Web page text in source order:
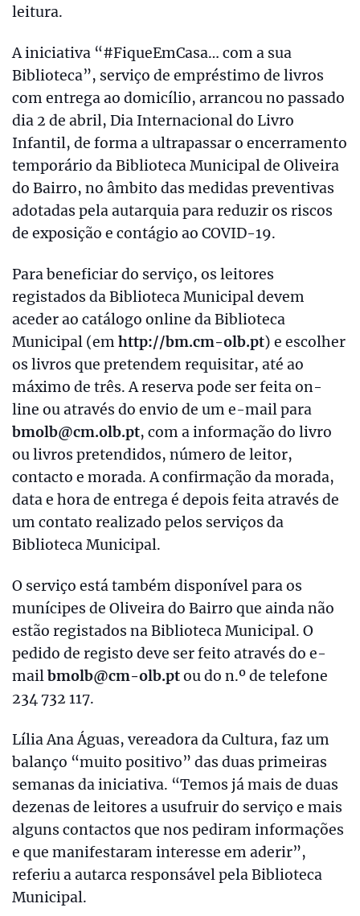
leitura.
A iniciativa “#FiqueEmCasa… com a sua
Biblioteca”, serviço de empréstimo de livros
com entrega ao domicílio, arrancou no passado
dia 2 de abril, Dia Internacional do Livro
Infantil, de forma a ultrapassar o encerramento
temporário da Biblioteca Municipal de Oliveira
do Bairro, no âmbito das medidas preventivas
adotadas pela autarquia para reduzir os riscos
de exposição e contágio ao COVID-19.
Para beneficiar do serviço, os leitores
registados da Biblioteca Municipal devem
aceder ao catálogo online da Biblioteca
Municipal (em http://bm.cm-olb.pt) e escolher
os livros que pretendem requisitar, até ao
máximo de três. A reserva pode ser feita on-
line ou através do envio de um e-mail para
bmolb@cm.olb.pt, com a informação do livro
ou livros pretendidos, número de leitor,
contacto e morada. A confirmação da morada,
data e hora de entrega é depois feita através de
um contato realizado pelos serviços da
Biblioteca Municipal.
O serviço está também disponível para os
munícipes de Oliveira do Bairro que ainda não
estão registados na Biblioteca Municipal. O
pedido de registo deve ser feito através do e-
mailbmolb@cm-olb.ptou do n.º de telefone
234 732 117.
Lília Ana Águas, vereadora da Cultura, faz um
balanço “muito positivo” das duas primeiras
semanas da iniciativa. “Temos já mais de duas
dezenas de leitores a usufruir do serviço e mais
alguns contactos que nos pediram informações
e que manifestaram interesse em aderir”,
referiu a autarca responsável pela Biblioteca
Municipal.